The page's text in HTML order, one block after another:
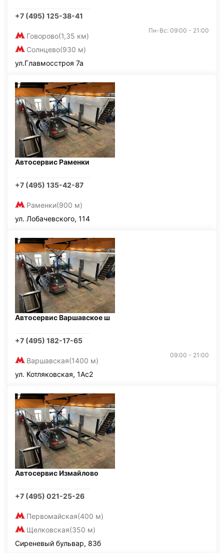
+7 (495) 125-38-41
Говорово(1,35 км)
Солнцево(930 м)
Пн-Вс: 09:00 - 21:00
ул.Главмосстроя 7а
Автосервис Раменки
+7 (495) 135-42-87
Раменки(900 м)
ул. Лобачевского, 114
Автосервис Варшавское ш
+7 (495) 182-17-65
Варшавская(1400 м)
09:00 - 21:00
ул. Котляковская, 1Ас2
Автосервис Измайлово
+7 (495) 021-25-26
Первомайская(400 м)
Щелковская(350 м)
Сиреневый бульвар, 83б